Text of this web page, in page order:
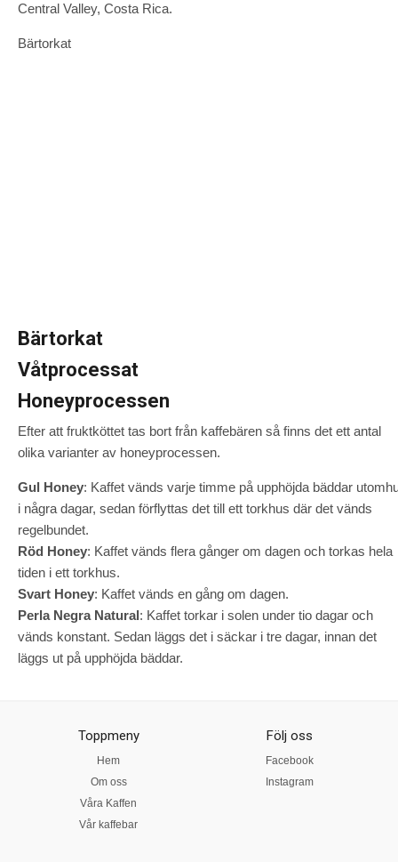
Central Valley, Costa Rica.
Bärtorkat
Bärtorkat
Våtprocessat
Honeyprocessen
Efter att fruktköttet tas bort från kaffebären så finns det ett antal
olika varianter av honeyprocessen.
Gul Honey: Kaffet vänds varje timme på upphöjda bäddar
i några dagar, sedan förflyttas det till ett torkhus där det vänds
regelbundet.
Röd Honey: Kaffet vänds flera gånger om dagen och torkas hela
tiden i ett torkhus.
Svart Honey: Kaffet vänds en gång om dagen.
Perla Negra Natural: Kaffet torkar i solen under tio dagar och
vänds konstant. Sedan läggs det i säckar i tre dagar, innan det
läggs ut på upphöjda bäddar.
Toppmeny
Hem
Om oss
Våra Kaffen
Vår kaffebar
Följ oss
Facebook
Instagram